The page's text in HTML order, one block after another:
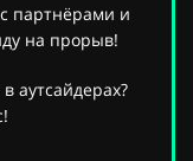
партнёрами и
на прорыв!
аутсайдерах?